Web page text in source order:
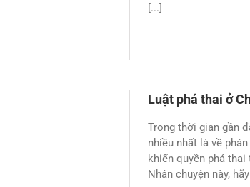
[...]
Luật phá thai ở
Trong thời gian gần
nhiều nhất là về
khiến quyền phá
Nhân chuyện này,